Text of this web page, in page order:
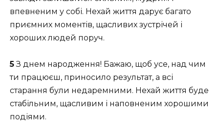
впевненим у собі. Нехай життя дарує багато
приємних моментів, щасливих зустрічей і
хороших людей поруч.
5З днем народження! Бажаю, щоб усе, над чим
ти працюєш, приносило результат, а всі
старання були недаремними. Нехай життя буде
стабільним, щасливим і наповненим хорошими
подіями.